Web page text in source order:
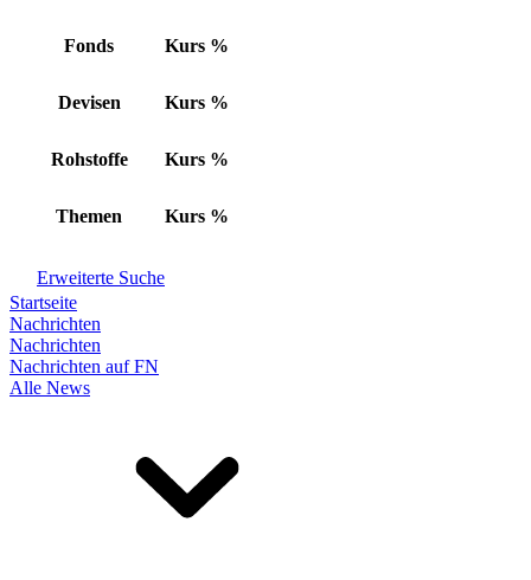
Fonds Kurs %
Devisen Kurs %
Rohstoffe Kurs %
Themen Kurs %
Erweiterte Suche
Startseite
Nachrichten
Nachrichten
Nachrichten auf FN
Alle News